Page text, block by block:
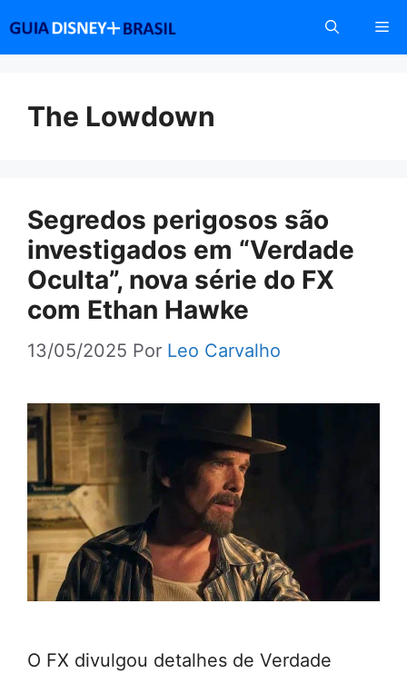
conteúdo
The Lowdown
Segredos perigosos são
investigados em “Verdade
Oculta”, nova série do FX
com Ethan Hawke
13/05/2025 Por Leo Carvalho
O FX divulgou detalhes de Verdade